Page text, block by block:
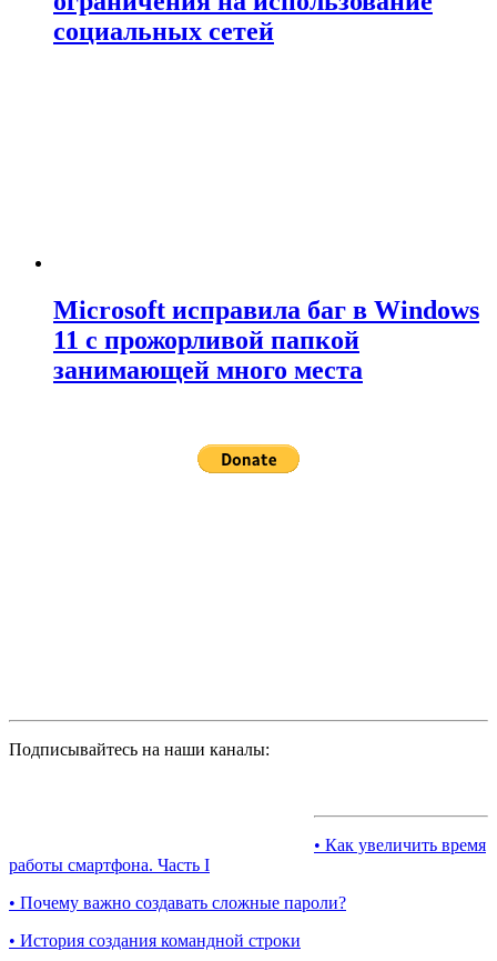
социальных сетей
Microsoft исправила баг в Windows
11 с прожорливой папкой
занимающей много места
Подписывайтесь на наши каналы:
• Как увеличить время
работы смартфона. Часть I
• Почему важно создавать сложные пароли?
• История создания командной строки